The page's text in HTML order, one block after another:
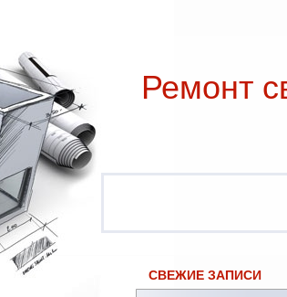
Ремонт
СВЕЖИЕ ЗАПИСИ